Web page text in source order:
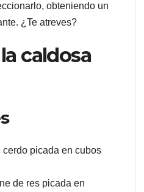
obteniendo un
¿Te atreves?
caldosa
picada en cubos
de res picada en